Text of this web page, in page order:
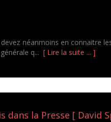
néanmoins en connaitre
q... [ Lire la suite ... ]
dans la Presse [ David